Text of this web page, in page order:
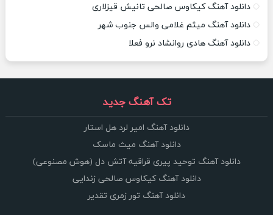
دانلود آهنگ کیکاوس صالحی تانیش قیزلاری
دانلود آهنگ میثم غلامی والس جنوب شهر
دانلود آهنگ هادی روانشاد نرو فعلا
تک آهنگ جدید
دانلود آهنگ امیر لرد هل استار
دانلود آهنگ میث ماسک
دانلود آهنگ توحید پیری قراقیه آتش دل (هوش مصنوعی)
دانلود آهنگ کیکاوس صالحی زندایی
دانلود آهنگ تور زمری تقدیر